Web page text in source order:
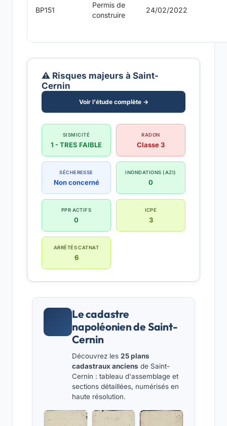
BP151
Permis de
construire
24/02/2022
⚠️ Risques majeurs à Saint-
Cernin
Voir l'étude complète →
SISMICITÉ
1 - TRES FAIBLE
RADON
Classe 3
SÉCHERESSE
Non concerné
INONDATIONS (AZI)
0
PPR ACTIFS
0
ICPE
3
ARRÊTÉS CATNAT
6
Le cadastre
napoléonien de Saint-
Cernin
Découvrez les 25 plans
cadastraux anciens de Saint-
Cernin : tableau d'assemblage et
sections détaillées, numérisés en
haute résolution.